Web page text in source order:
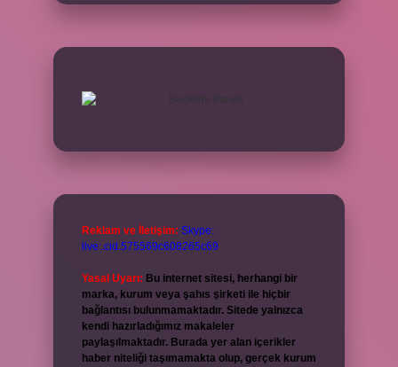
Reklam ve İletişim: Skype:
live:.cid.575569c608265c69
Yasal Uyarı: Bu internet sitesi, herhangi bir
marka, kurum veya şahıs şirketi ile hiçbir
bağlantısı bulunmamaktadır. Sitede yalnızca
kendi hazırladığımız makaleler
paylaşılmaktadır. Burada yer alan içerikler
haber niteliği taşımamakta olup, gerçek kurum